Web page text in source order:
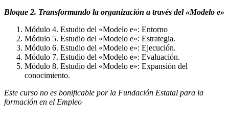
Bloque 2. Transformando la organización a través del «Modelo e»
Módulo 4. Estudio del «Modelo e»: Entorno
Módulo 5. Estudio del «Modelo e»: Estrategia.
Módulo 6. Estudio del «Modelo e»: Ejecución.
Módulo 7. Estudio del «Modelo e»: Evaluación.
Módulo 8. Estudio del «Modelo e»: Expansión del
conocimiento.
Este curso no es bonificable por la Fundación Estatal para la
formación en el Empleo